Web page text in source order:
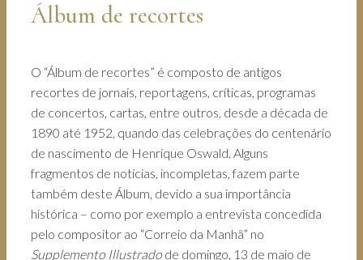
Álbum de recortes
O “Álbum de recortes” é composto de antigos
recortes de jornais, reportagens, críticas, programas
de concertos, cartas, entre outros, desde a década de
1890 até 1952, quando das celebrações do centenário
de nascimento de Henrique Oswald. Alguns
fragmentos de notícias, incompletas, fazem parte
também deste Álbum, devido a sua importância
histórica – como por exemplo a entrevista concedida
pelo compositor ao “Correio da Manhã” no
Supplemento Illustrado de domingo, 13 de maio de